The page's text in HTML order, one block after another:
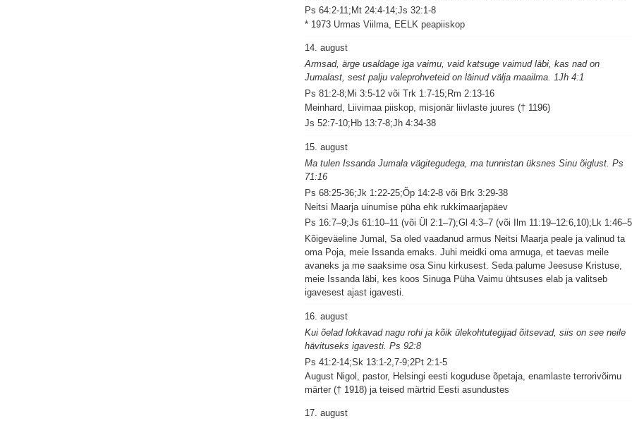
Ps 64:2-11;Mt 24:4-14;Js 32:1-8
* 1973 Urmas Viilma, EELK peapiiskop
14. august
Armsad, ärge usaldage iga vaimu, vaid katsuge vaimud läbi, kas nad on
Jumalast, sest palju valeprohveteid on läinud välja maailma. 1Jh 4:1
Ps 81:2-8;Mi 3:5-12 või Trk 1:7-15;Rm 2:13-16
Meinhard, Liivimaa piiskop, misjonär liivlaste juures († 1196)
Js 52:7-10;Hb 13:7-8;Jh 4:34-38
15. august
Ma tulen Issanda Jumala vägitegudega, ma tunnistan üksnes Sinu õiglust. Ps
71:16
Ps 68:25-36;Jk 1:22-25;Õp 14:2-8 või Brk 3:29-38
Neitsi Maarja uinumise püha ehk rukkimaarjapäev
Ps 16:7–9;Js 61:10–11 (või Ül 2:1–7);Gl 4:3–7 (või Ilm 11:19–12:6,10);Lk
Kõigeväeline Jumal, Sa oled vaadanud armus Neitsi Maarja peale ja valinud ta
oma Poja, meie Issanda emaks. Juhi meidki oma armuga, et taevas meile
avaneks ja me saaksime osa Sinu kirkusest. Seda palume Jeesuse Kristuse,
meie Issanda läbi, kes koos Sinuga Püha Vaimu ühtsuses elab ja valitseb
igavesest ajast igavesti.
16. august
Kui õelad lokkavad nagu rohi ja kõik ülekohtutegijad õitsevad, siis on see neile
hävituseks igavesti. Ps 92:8
Ps 41:2-14;Sk 13:1-2,7-9;2Pt 2:1-5
August Nigol, pastor, Helsingi eesti koguduse õpetaja, enamlaste terrorivõimu
märter († 1918) ja teised märtrid Eesti asundustes
17. august